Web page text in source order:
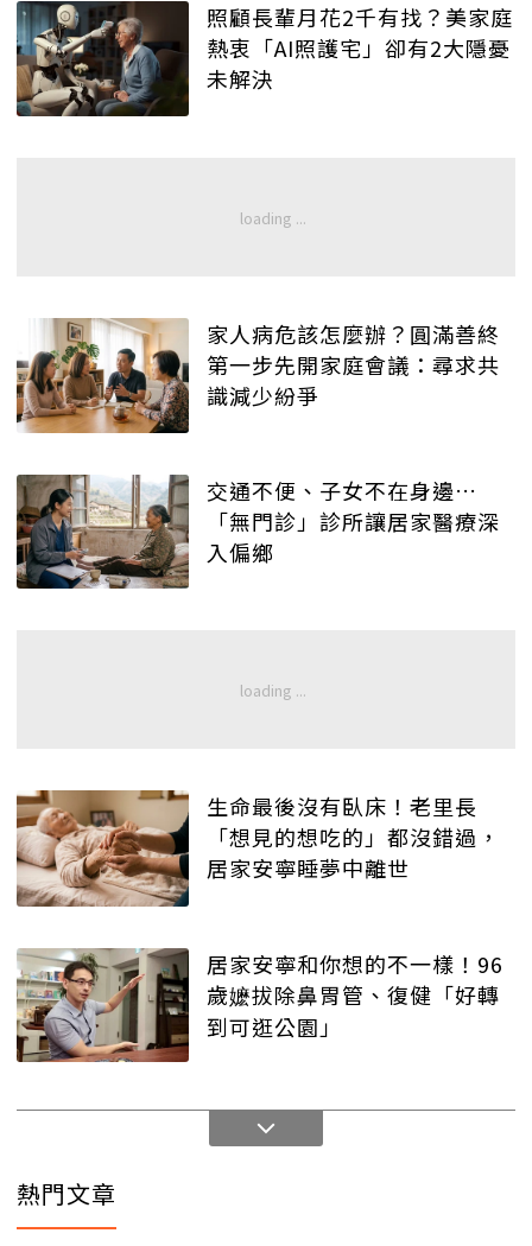
照顧長輩月花2千有找？美家庭
熱衷「AI照護宅」卻有2大隱憂
未解決
家人病危該怎麼辦？圓滿善終
第一步先開家庭會議：尋求共
識減少紛爭
交通不便、子女不在身邊…
「無門診」診所讓居家醫療深
入偏鄉
生命最後沒有臥床！老里長
「想見的想吃的」都沒錯過，
居家安寧睡夢中離世
居家安寧和你想的不一樣！96
歲嬷拔除鼻胃管、復健「好轉
到可逛公園」
熱門文章